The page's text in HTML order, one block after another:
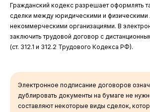
Гражданский кодекс разрешает оформлять
сделки между юридическими и физическими
некоммерческими организациями. В
заключить трудовой договор с
(ст. 312.1 и 312.2 Трудового Кодекса РФ).
Электронное подписание договоров
дублировать документы на бумаге не
составляют некоторые виды сделок,